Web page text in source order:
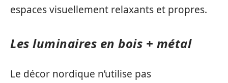
espaces visuellement relaxants et propres.
Les luminaires en bois + métal
Le décor nordique n’utilise pas